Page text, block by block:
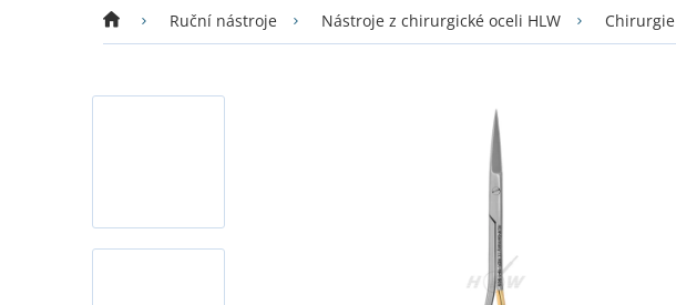
Domů Ruční nástroje Nástroje z chirurgické oceli HLW Chirurgie